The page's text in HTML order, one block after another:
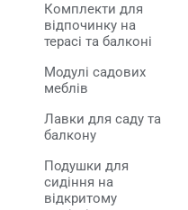
Комплекти для
відпочинку на
терасі та балконі
Модулі садових
меблів
Лавки для саду та
балкону
Подушки для
сидіння на
відкритому